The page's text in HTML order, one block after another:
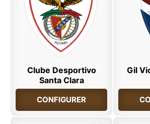
Clube Desportivo
Santa Clara
CONFIGURER
Gil